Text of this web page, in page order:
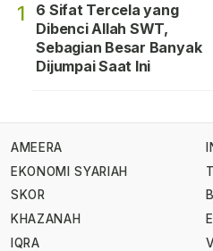
1
6 Sifat Tercela yang
Dibenci Allah SWT,
Sebagian Besar Banyak
Dijumpai Saat Ini
AMEERA
EKONOMI SYARIAH
SKOR
KHAZANAH
IQRA